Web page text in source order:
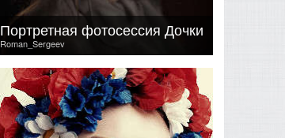
Roman_Sergeev
Портретная фотосессия Дочки